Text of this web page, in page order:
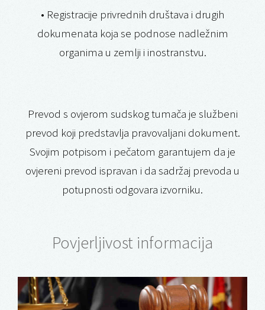
• Registracije privrednih društava i drugih
dokumenata koja se podnose nadležnim
organima u zemlji i inostranstvu.
Prevod s ovjerom sudskog tumača je službeni
prevod koji predstavlja pravovaljani dokument.
Svojim potpisom i pečatom garantujem da je
ovjereni prevod ispravan i da sadržaj prevoda u
potupnosti odgovara izvorniku.
Povjerljivost informacija